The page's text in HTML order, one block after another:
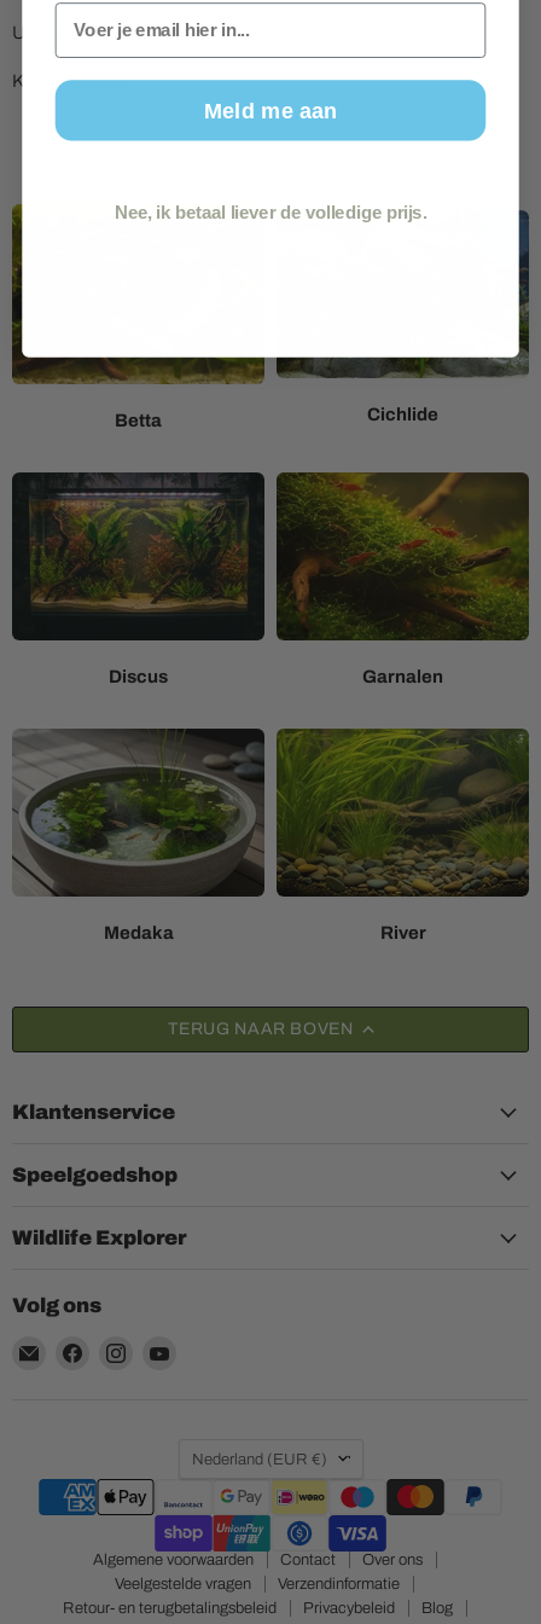
Uitwasbaar en reukloos.
Kindvriendelijk.
Betta Cichlide
Discus Garnalen
Medaka River
TERUG NAAR BOVEN
Klantenservice
Speelgoedshop
Wildlife Explorer
Volg ons
Email
Vind
Vind
Land
Nederland (EUR €)
Algemene voorwaarden Contact
Over ons
Veelgestelde vragen
Verzendinformatie
Retour- en terugbetalingsbeleid
Privacybeleid Blog
Email
Meld me aan
Nee, ik betaal liever de volledige prijs.